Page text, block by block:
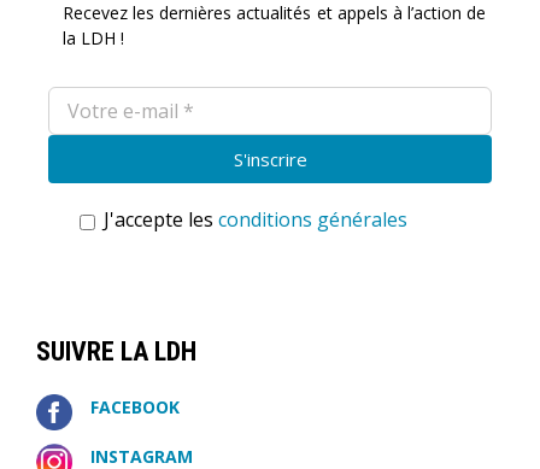
Recevez les dernières actualités et appels à l’action de
la LDH !
J'accepte les conditions générales
SUIVRE LA LDH
FACEBOOK
INSTAGRAM